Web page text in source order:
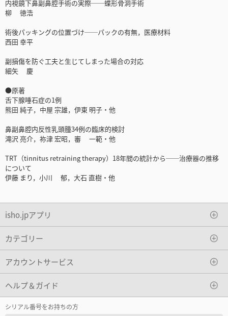
内視鏡下鼻副鼻腔手術の実際──蝶形骨洞手術
柳 徳浩
術後パッキングの位置づけ──パックの有無，医療材料
西田 幸平
副損傷を防ぐ工夫と生じてしまった場合の対応
細矢 慶
●原著
舌下腺唾石症の1例
熊田 純子，中屋 宗雄，伊東 明子・他
鼻副鼻腔内反性乳頭腫34例の臨床的検討
滝沢 亮介，祢津 宏昭，審 一範・他
TRT（tinnitus retraining therapy）18年間の統計から──治療器の推移
について
伊藤 まり，小川 郁，大石 直樹・他
isho.jpアプリ
カテゴリー
アカウントサービス
ヘルプ＆ガイド
シリアル番号をお持ちの方